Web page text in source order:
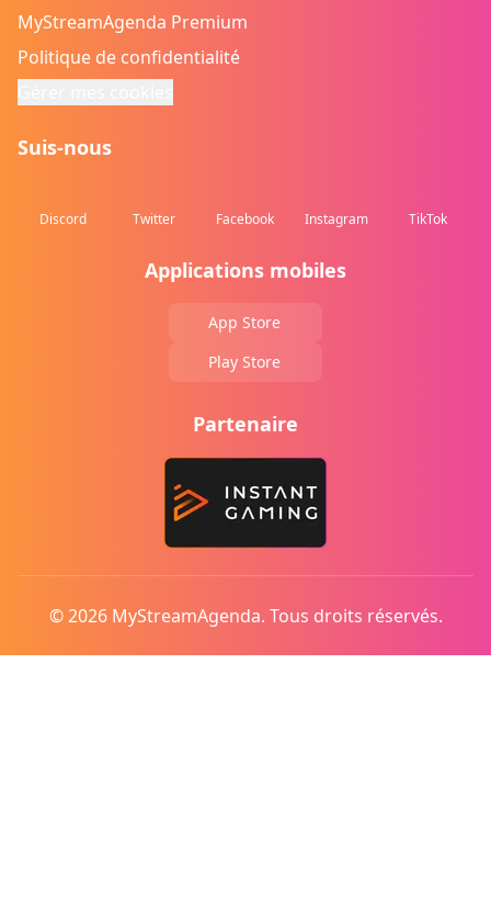
MyStreamAgenda Premium
Politique de confidentialité
Suis-nous
Discord Twitter Facebook Instagram TikTok
Applications mobiles
App Store
Play Store
Partenaire
© 2026 MyStreamAgenda. Tous droits réservés.